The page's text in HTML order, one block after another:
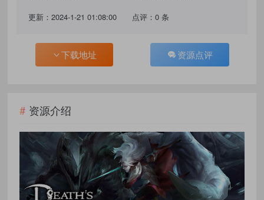
更新：2024-1-21 01:08:00 点评：0 条
下载地址 资源点评
资源介绍